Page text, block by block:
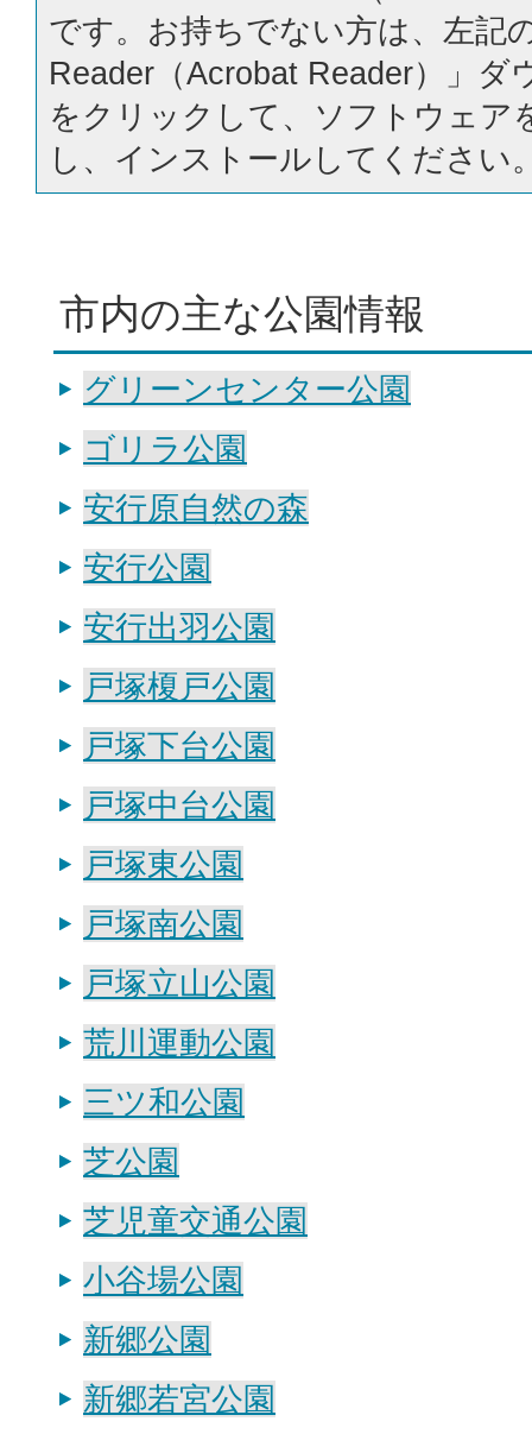
です。お持ちでない方は、左記
Reader（Acrobat Reader）」ダ
をクリックして、ソフトウェア
し、インストールしてください
市内の主な公園情報
グリーンセンター公園
ゴリラ公園
安行原自然の森
安行公園
安行出羽公園
戸塚榎戸公園
戸塚下台公園
戸塚中台公園
戸塚東公園
戸塚南公園
戸塚立山公園
荒川運動公園
三ツ和公園
芝公園
芝児童交通公園
小谷場公園
新郷公園
新郷若宮公園